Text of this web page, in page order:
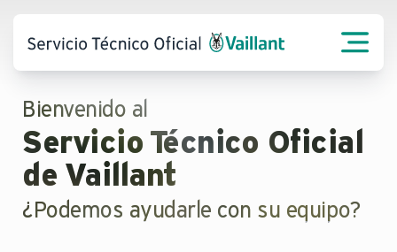
Bienvenido al
Servicio Técnico Oficial
de Vaillant
¿Podemos ayudarle con su equipo?